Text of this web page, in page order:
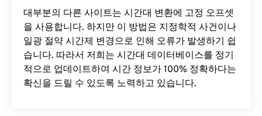
대부분의 다른 사이트는 시간대 변환에 ​​고정 오프셋
을 사용합니다. 하지만 이 방법은 지정학적 사건이나
일광 절약 시간제 변경으로 인해 오류가 발생하기 쉽
습니다. 따라서 저희는 시간대 데이터베이스를 정기
적으로 업데이트하여 시간 정보가 100% 정확하다는
확신을 드릴 수 있도록 노력하고 있습니다.